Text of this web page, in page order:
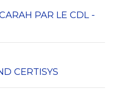
PAR LE CDL -
CERTISYS